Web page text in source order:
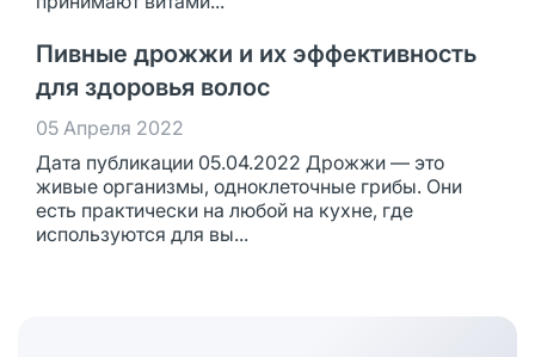
Пивные дрожжи и их эффективность
для здоровья волос
05 Апреля 2022
Дата публикации 05.04.2022 Дрожжи — это
живые организмы, одноклеточные грибы. Они
есть практически на любой на кухне, где
используются для вы...